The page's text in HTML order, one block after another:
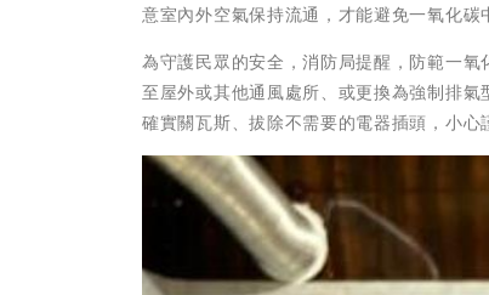
意室內外空氣保持流通，才能避免一氧化碳
為守護民眾的安全，消防局提醒，防範一
至屋外或其他通風處所、或更換為強制排
確實關瓦斯、拔除不需要的電器插頭，小心